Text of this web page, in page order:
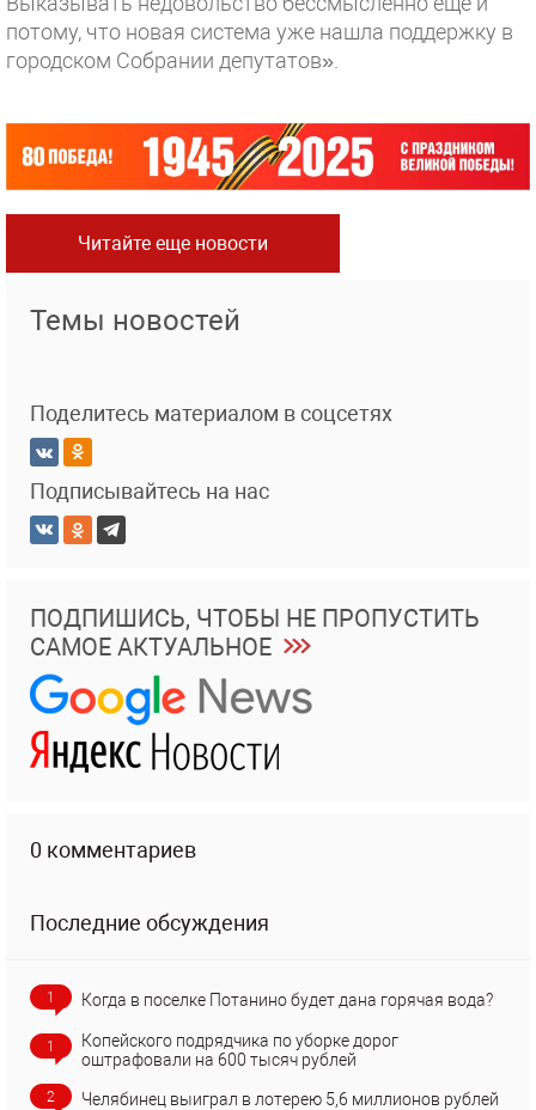
потому, что новая система уже нашла поддержку в
городском Собрании депутатов».
Читайте еще новости
Темы новостей
Поделитесь материалом в соцсетях
Подписывайтесь на нас
ПОДПИШИСЬ, ЧТОБЫ НЕ ПРОПУСТИТЬ
САМОЕ АКТУАЛЬНОЕ
0 комментариев
Последние обсуждения
1 Когда в поселке Потанино будет дана горячая вода?
1
Копейского подрядчика по уборке дорог
оштрафовали на 600 тысяч рублей
2 Челябинец выиграл в лотерею 5,6 миллионов рублей